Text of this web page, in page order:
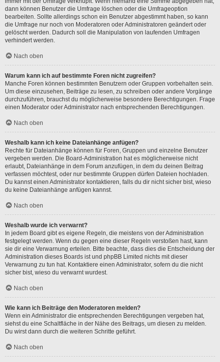
dann können Benutzer die Umfrage löschen oder die Umfrageoption
bearbeiten. Sollte allerdings schon ein Benutzer abgestimmt haben, so kann
die Umfrage nur noch von Moderatoren oder Administratoren geändert oder
gelöscht werden. Dadurch soll die Manipulation von laufenden Umfragen
verhindert werden.
Nach oben
Warum kann ich auf bestimmte Foren nicht zugreifen?
Manche Foren können bestimmten Benutzern oder Gruppen vorbehalten sein.
Um diese einzusehen, Beiträge zu lesen, zu schreiben oder andere Vorgänge
durchzuführen, brauchst du möglicherweise besondere Berechtigungen. Frage
einen Moderator oder Administrator nach entsprechenden Berechtigungen.
Nach oben
Weshalb kann ich keine Dateianhänge anfügen?
Rechte für Dateianhänge können für Foren, Gruppen und einzelne Benutzer
vergeben werden. Die Board-Administration hat es möglicherweise nicht
erlaubt, Dateianhänge in dem Forum anzufügen, in dem du deinen Beitrag
verfassen möchtest, oder nur bestimmte Gruppen dürfen Dateien hochladen.
Du kannst einen Administrator kontaktieren, falls du dir nicht sicher bist, wieso
du keine Dateianhänge anfügen kannst.
Nach oben
Weshalb wurde ich verwarnt?
In jedem Board gibt es eigene Regeln, die meistens von der Administration
festgelegt werden. Wenn du gegen eine dieser Regeln verstoßen hast, kann
sie dir eine Verwarnung erteilen. Bitte beachte, dass dies die Entscheidung der
Administration dieses Boards ist und phpBB Limited nichts mit dieser
Verwarnung zu tun hat. Kontaktiere einen Administrator, sofern du die nicht
sicher bist, wieso du verwarnt wurdest.
Nach oben
Wie kann ich Beiträge den Moderatoren melden?
Wenn ein Administrator die entsprechenden Berechtigungen vergeben hat,
siehst du eine Schaltfläche in der Nähe des Beitrags, um diesen zu melden.
Du wirst dann durch die weiteren Schritte geführt.
Nach oben